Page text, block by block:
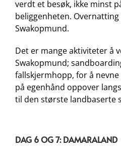
verdt et besøk, ikke minst
beliggenheten.
Swakopmund.
Det er mange aktiviteter å
Swakopmund;
fallskjermhopp, for å
på egenhånd oppover
til den største landbaserte
DAG 6 OG 7: DAMARALAND